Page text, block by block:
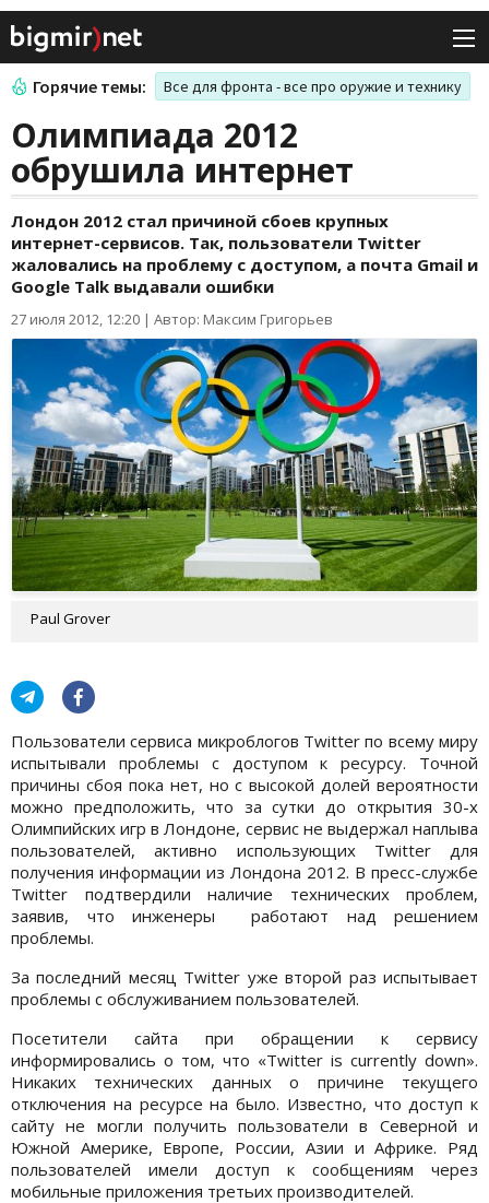
Горячие темы: Все для фронта - все про оружие и технику
Олимпиада 2012
обрушила интернет
Лондон 2012 стал причиной сбоев крупных
интернет-сервисов. Так, пользователи Twitter
жаловались на проблему с доступом, а почта Gmail и
Google Talk выдавали ошибки
27 июля 2012, 12:20 | Автор: Максим Григорьев
Paul Grover
Пользователи сервиса микроблогов Twitter по всему миру
испытывали проблемы с доступом к ресурсу. Точной
причины сбоя пока нет, но с высокой долей вероятности
можно предположить, что за сутки до открытия 30-х
Олимпийских игр в Лондоне, сервис не выдержал наплыва
пользователей, активно использующих Twitter для
получения информации из Лондона 2012. В пресс-службе
Twitter подтвердили наличие технических проблем,
заявив, что инженеры работают над решением
проблемы.
За последний месяц Twitter уже второй раз испытывает
проблемы с обслуживанием пользователей.
Посетители сайта при обращении к сервису
информировались о том, что «Twitter is currently down».
Никаких технических данных о причине текущего
отключения на ресурсе на было. Известно, что доступ к
сайту не могли получить пользователи в Северной и
Южной Америке, Европе, России, Азии и Африке. Ряд
пользователей имели доступ к сообщениям через
мобильные приложения третьих производителей.